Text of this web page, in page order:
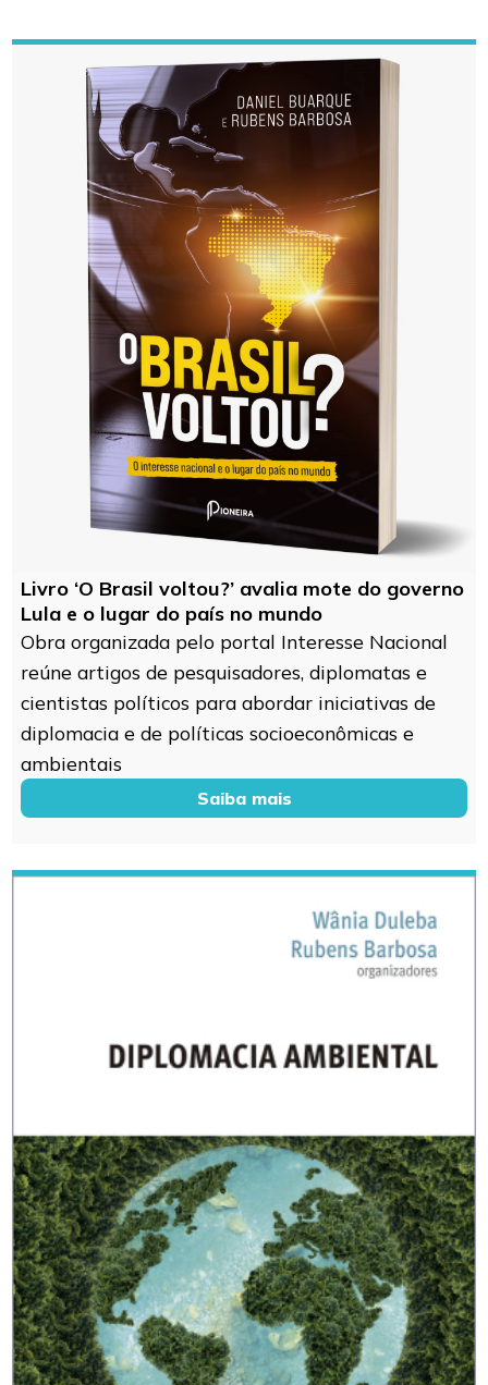
Livro ‘O Brasil voltou?’ avalia mote do governo
Lula e o lugar do país no mundo
Obra organizada pelo portal Interesse Nacional
reúne artigos de pesquisadores, diplomatas e
cientistas políticos para abordar iniciativas de
diplomacia e de políticas socioeconômicas e
ambientais
Saiba mais